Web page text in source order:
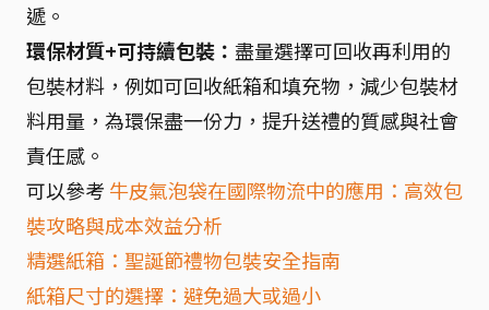
遞。
環保材質+可持續包裝： 盡量選擇可回收再利用的
包裝材料，例如可回收紙箱和填充物，減少包裝材
料用量，為環保盡一份力，提升送禮的質感與社會
責任感。
可以參考 牛皮氣泡袋在國際物流中的應用：高效包
裝攻略與成本效益分析
精選紙箱：聖誕節禮物包裝安全指南
紙箱尺寸的選擇：避免過大或過小